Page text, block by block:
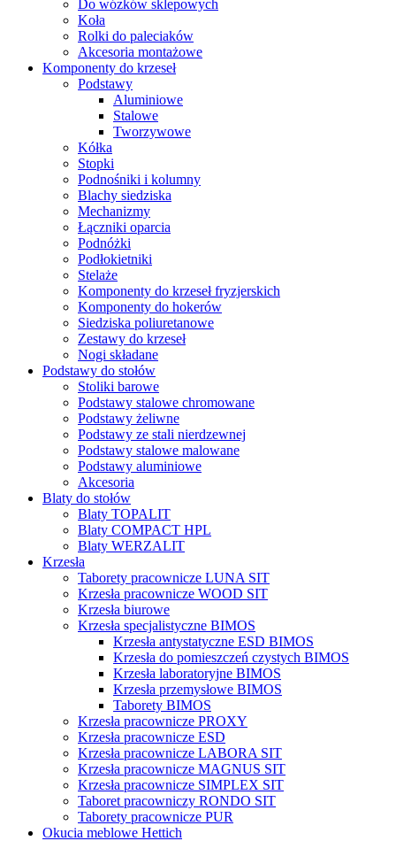
Do wózków sklepowych
Koła
Rolki do paleciaków
Akcesoria montażowe
Komponenty do krzeseł
Podstawy
Aluminiowe
Stalowe
Tworzywowe
Kółka
Stopki
Podnośniki i kolumny
Blachy siedziska
Mechanizmy
Łączniki oparcia
Podnóżki
Podłokietniki
Stelaże
Komponenty do krzeseł fryzjerskich
Komponenty do hokerów
Siedziska poliuretanowe
Zestawy do krzeseł
Nogi składane
Podstawy do stołów
Stoliki barowe
Podstawy stalowe chromowane
Podstawy żeliwne
Podstawy ze stali nierdzewnej
Podstawy stalowe malowane
Podstawy aluminiowe
Akcesoria
Blaty do stołów
Blaty TOPALIT
Blaty COMPACT HPL
Blaty WERZALIT
Krzesła
Taborety pracownicze LUNA SIT
Krzesła pracownicze WOOD SIT
Krzesła biurowe
Krzesła specjalistyczne BIMOS
Krzesła antystatyczne ESD BIMOS
Krzesła do pomieszczeń czystych BIMOS
Krzesła laboratoryjne BIMOS
Krzesła przemysłowe BIMOS
Taborety BIMOS
Krzesła pracownicze PROXY
Krzesła pracownicze ESD
Krzesła pracownicze LABORA SIT
Krzesła pracownicze MAGNUS SIT
Krzesła pracownicze SIMPLEX SIT
Taboret pracowniczy RONDO SIT
Taborety pracownicze PUR
Okucia meblowe Hettich